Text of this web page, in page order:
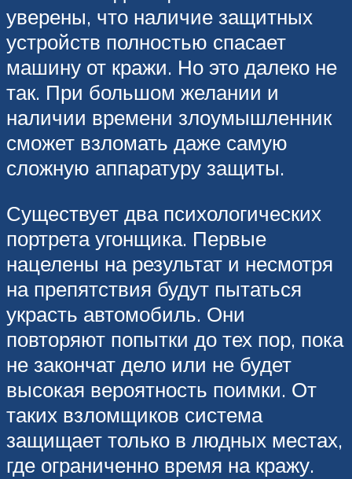
уверены, что наличие защитных
устройств полностью спасает
машину от кражи. Но это далеко не
так. При большом желании и
наличии времени злоумышленник
сможет взломать даже самую
сложную аппаратуру защиты.
Существует два психологических
портрета угонщика. Первые
нацелены на результат и несмотря
на препятствия будут пытаться
украсть автомобиль. Они
повторяют попытки до тех пор, пока
не закончат дело или не будет
высокая вероятность поимки. От
таких взломщиков система
защищает только в людных местах,
где ограниченно время на кражу.